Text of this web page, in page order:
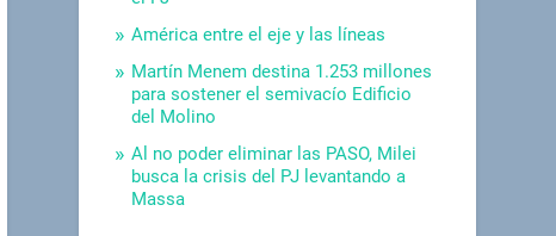
América entre el eje y las líneas
Martín Menem destina 1.253 millones
para sostener el semivacío Edificio
del Molino
Al no poder eliminar las PASO, Milei
busca la crisis del PJ levantando a
Massa